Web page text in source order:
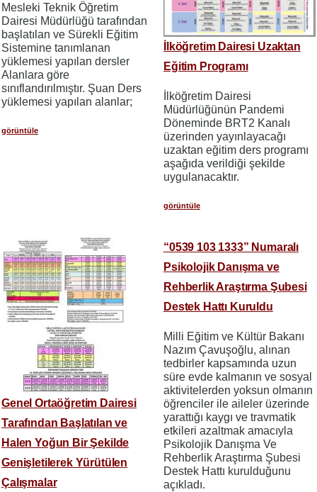
Mesleki Teknik Öğretim
Dairesi Müdürlüğü tarafından
başlatılan ve Sürekli Eğitim
Sistemine tanımlanan
yüklemesi yapılan dersler
Alanlara göre
sınıflandırılmıştır. Şuan Ders
yüklemesi yapılan alanlar;
görüntüle
İlköğretim Dairesi Uzaktan
Eğitim Programı
İlköğretim Dairesi
Müdürlüğünün Pandemi
Döneminde BRT2 Kanalı
üzerinden yayınlayacağı
uzaktan eğitim ders programı
aşağıda verildiği şekilde
uygulanacaktır.
görüntüle
Genel Ortaöğretim Dairesi
Tarafından Başlatılan ve
Halen Yoğun Bir Şekilde
Genişletilerek Yürütülen
Çalışmalar
“0539 103 1333” Numaralı
Psikolojik Danışma ve
Rehberlik Araştırma Şubesi
Destek Hattı Kuruldu
Milli Eğitim ve Kültür Bakanı
Nazım Çavuşoğlu, alınan
tedbirler kapsamında uzun
süre evde kalmanın ve sosyal
aktivitelerden yoksun olmanın
öğrenciler ile aileler üzerinde
yarattığı kaygı ve travmatik
etkileri azaltmak amacıyla
Psikolojik Danışma Ve
Rehberlik Araştırma Şubesi
Destek Hattı kurulduğunu
açıkladı.